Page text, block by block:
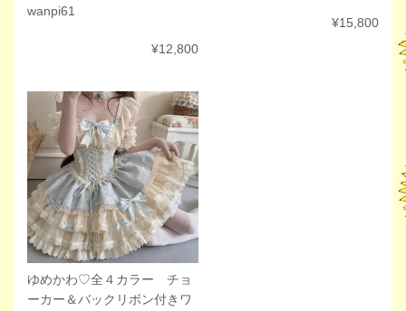
wanpi61
¥12,800
¥15,800
ゆめかわ♡全４カラー チョ
ーカー＆バックリボン付きワ